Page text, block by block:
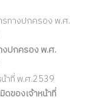
ทางปกครอง พ.ศ.
ปกครอง พ.ศ.
าที่ พ.ศ.2539
ของเจ้าหน้าที่